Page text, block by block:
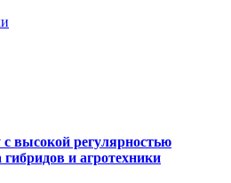
высокой регулярностью
и агротехники